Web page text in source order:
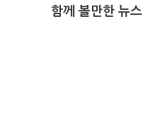
함께 볼만한 뉴스